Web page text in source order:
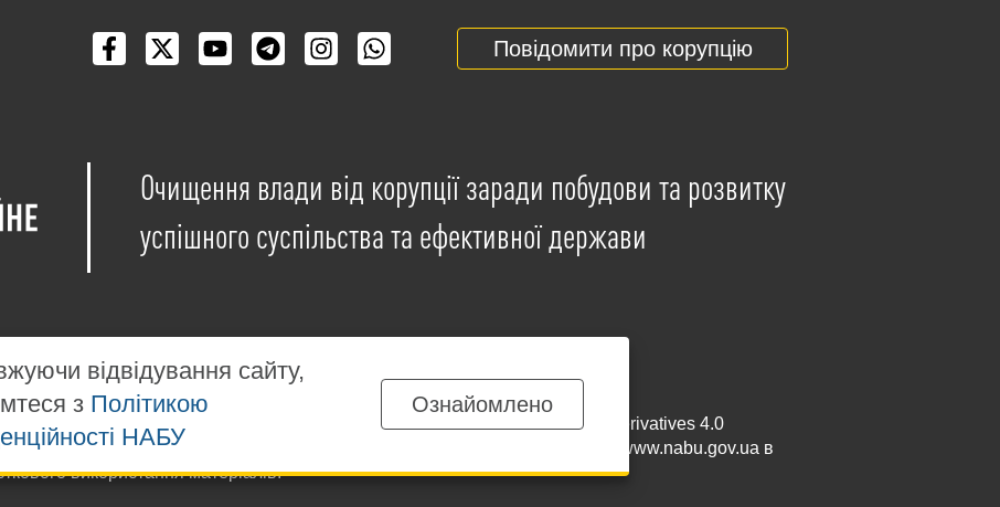
Повідомити про корупцію
Очищення влади від корупції заради побудови та розвитку
успішного суспільства та ефективної держави
на умовах ліцензії
Creative Commons Attribution-NonCommercial-NoDerivatives 4.0
матеріалів, розміщених на сайті, дозволяється за умови посилання на www.nabu.gov.ua в
використання матеріалів.
відвідування сайту,
з Політикою
НАБУ
Ознайомлено